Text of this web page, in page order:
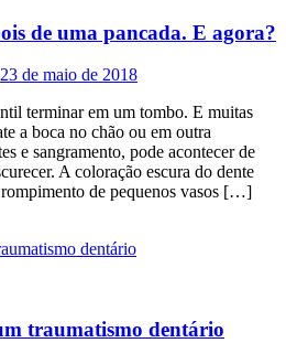
de uma pancada. E agora?
23 de maio de 2018
terminar em um tombo. E muitas
a boca no chão ou em outra
e sangramento, pode acontecer de
A coloração escura do dente
de pequenos vasos […]
traumatismo dentário